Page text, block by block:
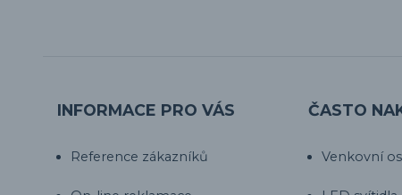
INFORMACE PRO VÁS
Reference zákazníků
ČASTO
Venkovní